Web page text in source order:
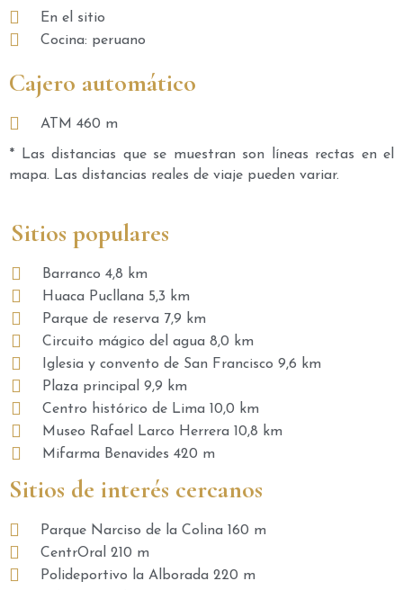
En el sitio
Cocina: peruano
Cajero automático
ATM 460 m
* Las distancias que se muestran son líneas rectas en el
mapa. Las distancias reales de viaje pueden variar.
Sitios populares
Barranco 4,8 km
Huaca Pucllana 5,3 km
Parque de reserva 7,9 km
Circuito mágico del agua 8,0 km
Iglesia y convento de San Francisco 9,6 km
Plaza principal 9,9 km
Centro histórico de Lima 10,0 km
Museo Rafael Larco Herrera 10,8 km
Mifarma Benavides 420 m
Sitios de interés cercanos
Parque Narciso de la Colina 160 m
CentrOral 210 m
Polideportivo la Alborada 220 m